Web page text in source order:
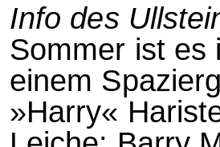
Info des
Sommer ist es
einem
»Harry«